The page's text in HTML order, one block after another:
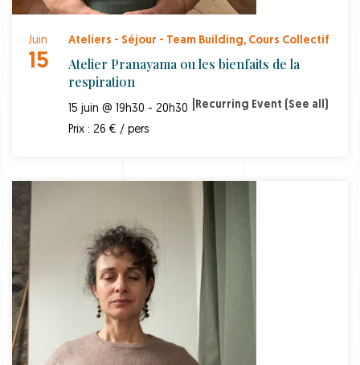
Juin
15
Ateliers - Séjour - Team Building, Cours Collectif
Atelier Pranayama ou les bienfaits de la
respiration
15 juin @ 19h30 - 20h30 Recurring Event (See all)
Prix : 26 € / pers